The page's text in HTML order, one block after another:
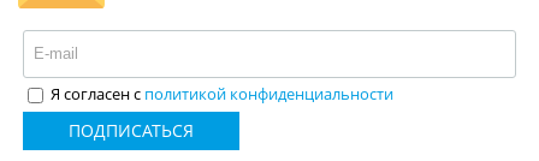
Я согласен с политикой конфиденциальности
ПОДПИСАТЬСЯ